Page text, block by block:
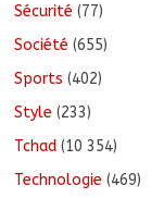
Sécurité (77)
Société (655)
Sports (402)
Style (233)
Tchad (10 354)
Technologie (469)